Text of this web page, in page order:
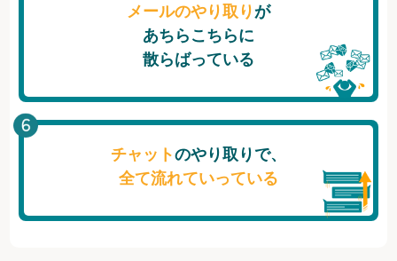
メールのやり取り が
あちらこちらに
散らばっている
チャットのやり取りで、
全て流れていっている